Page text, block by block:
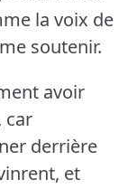
la voix de
soutenir.
avoir
car
derrière
et